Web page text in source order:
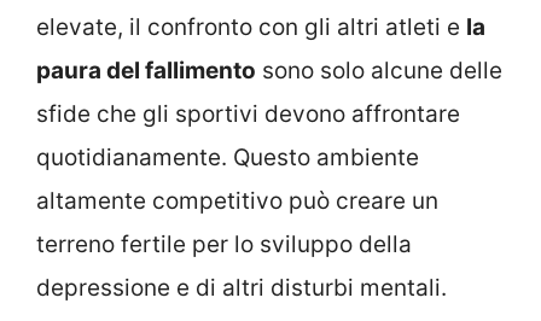
elevate, il confronto con gli altri atleti e la
paura del fallimento sono solo alcune delle
sfide che gli sportivi devono affrontare
quotidianamente. Questo ambiente
altamente competitivo può creare un
terreno fertile per lo sviluppo della
depressione e di altri disturbi mentali.